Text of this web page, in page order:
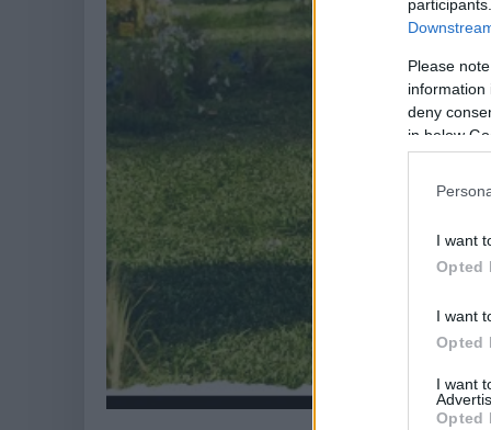
Please
information
deny
in below
I want
Opted
I want
Opted
I want
Opted